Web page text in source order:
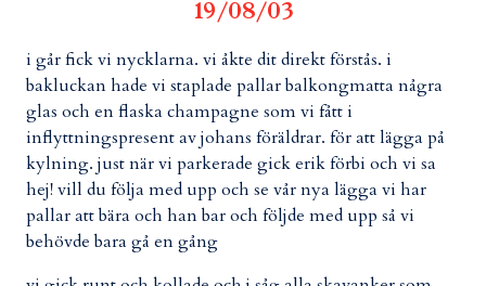
19/08/03
i går fick vi nycklarna. vi åkte dit direkt förstås. i
bakluckan hade vi staplade pallar balkongmatta några
glas och en flaska champagne som vi fått i
inflyttningspresent av johans föräldrar. för att lägga på
kylning. just när vi parkerade gick erik förbi och vi sa
hej! vill du följa med upp och se vår nya lägga vi har
pallar att bära och han bar och följde med upp så vi
behövde bara gå en gång